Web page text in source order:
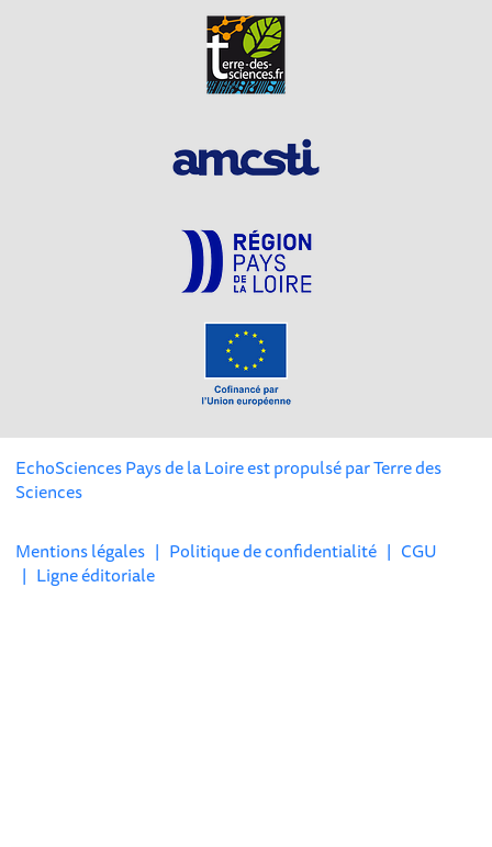
EchoSciences Pays de la Loire est propulsé parTerre des
Sciences
Mentions légales | Politique de confidentialité | CGU
| Ligne éditoriale